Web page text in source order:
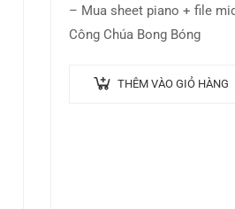
– Mua sheet piano + file
Công Chúa Bong Bóng
THÊM VÀO GIỎ HÀNG